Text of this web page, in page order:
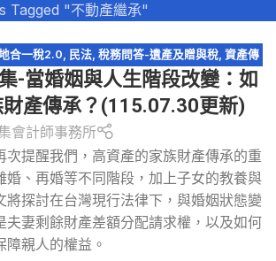
Tagged "不動產繼承"
合一稅2.0, 民法, 稅務問答-遺產及贈與稅, 資產傳
財產差額分配請求權 ,閉鎖型股份有限公司
-當婚姻與人生階段改變：如
產傳承？(115.07.30更新)
會計師事務所
提醒我們，高資產的家族財產傳承的重
、再婚等不同階段，加上子女的教養與
探討在台灣現行法律下，與婚姻狀態變
妻剩餘財產差額分配請求權，以及如何
親人的權益。